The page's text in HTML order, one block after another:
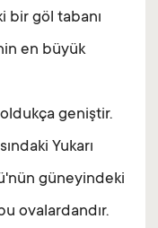
bir göl tabanı
en büyük
geniştir.
Yukarı
güneyindeki
ovalardandır.